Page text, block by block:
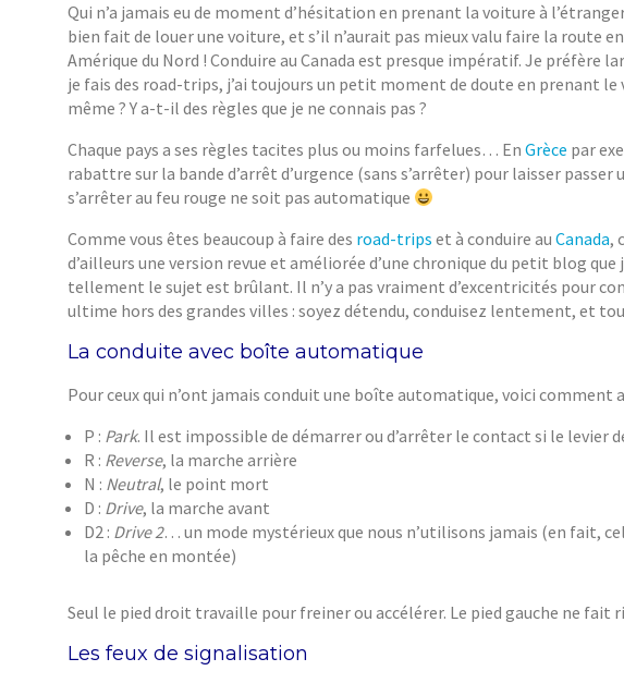
Qui n’a jamais eu de moment d’hésitation en prenant la voiture à
bien fait de louer une voiture, et s’il n’aurait pas mieux valu faire la route
Amérique du Nord ! Conduire au Canada est presque impératif. Je préfère
je fais des road-trips, j’ai toujours un petit moment de doute en prenant
même ? Y a-t-il des règles que je ne connais pas ?
Chaque pays a ses règles tacites plus ou moins farfelues… En Grèce par
rabattre sur la bande d’arrêt d’urgence (sans s’arrêter) pour laisser
s’arrêter au feu rouge ne soit pas automatique
Comme vous êtes beaucoup à faire des road-trips et à conduire au Canada,
d’ailleurs une version revue et améliorée d’une chronique du petit blog
tellement le sujet est brûlant. Il n’y a pas vraiment d’excentricités pour
ultime hors des grandes villes : soyez détendu, conduisez lentement, et
La conduite avec boîte automatique
Pour ceux qui n’ont jamais conduit une boîte automatique, voici comment
P : Park. Il est impossible de démarrer ou d’arrêter le contact si le levier
R : Reverse, la marche arrière
N : Neutral, le point mort
D : Drive, la marche avant
D2 : Drive 2… un mode mystérieux que nous n’utilisons jamais (en fait,
la pêche en montée)
Seul le pied droit travaille pour freiner ou accélérer. Le pied gauche ne fait
Les feux de signalisation